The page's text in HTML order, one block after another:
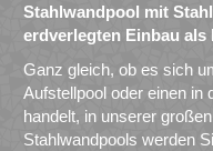
Stahlwandpool mit
erdverlegten Einbau als
Ganz gleich, ob es sich
Aufstellpool oder einen in
handelt, in unserer
Stahlwandpools werden